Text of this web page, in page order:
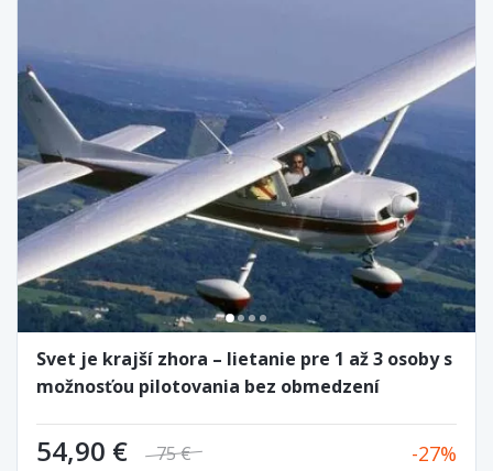
Svet je krajší zhora – lietanie pre 1 až 3 osoby s
možnosťou pilotovania bez obmedzení
54,90 € 75 € 27